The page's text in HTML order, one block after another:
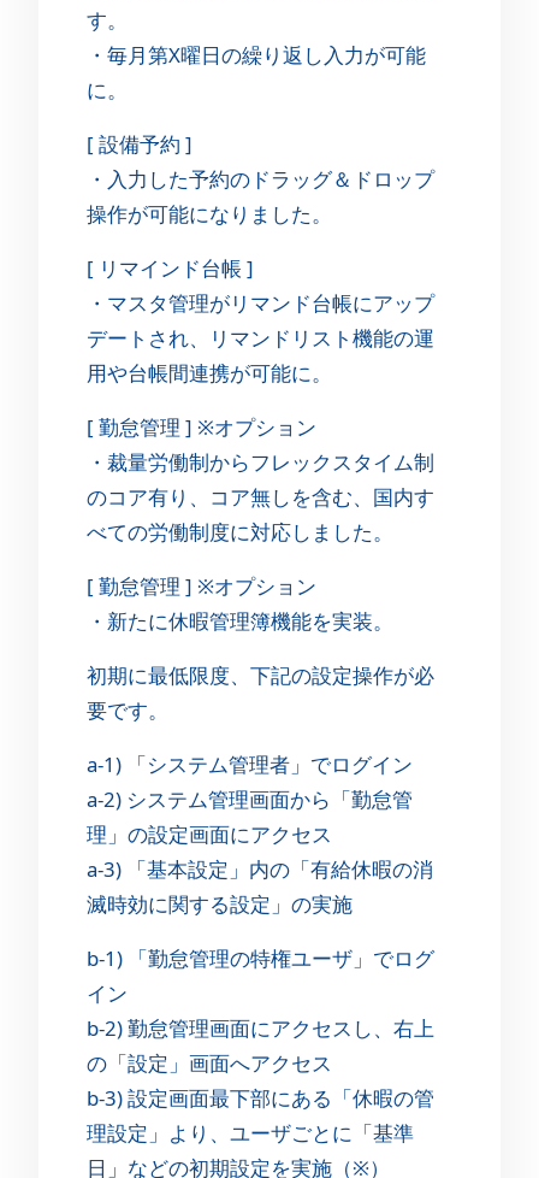
す。
・毎月第X曜日の繰り返し入力が可能
に。
[ 設備予約 ]
・入力した予約のドラッグ＆ドロップ
操作が可能になりました。
[ リマインド台帳 ]
・マスタ管理がリマンド台帳にアップ
デートされ、リマンドリスト機能の運
用や台帳間連携が可能に。
[ 勤怠管理 ] ※オプション
・裁量労働制からフレックスタイム制
のコア有り、コア無しを含む、国内す
べての労働制度に対応しました。
[ 勤怠管理 ] ※オプション
・新たに休暇管理簿機能を実装。
初期に最低限度、下記の設定操作が必
要です。
a-1) 「システム管理者」でログイン
a-2) システム管理画面から「勤怠管
理」の設定画面にアクセス
a-3) 「基本設定」内の「有給休暇の消
滅時効に関する設定」の実施
b-1) 「勤怠管理の特権ユーザ」でログ
イン
b-2) 勤怠管理画面にアクセスし、右上
の「設定」画面へアクセス
b-3) 設定画面最下部にある「休暇の管
理設定」より、ユーザごとに「基準
日」などの初期設定を実施（※）